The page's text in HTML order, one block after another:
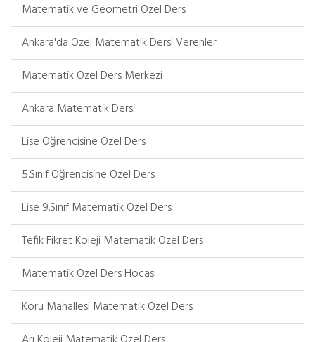
Matematik ve Geometri Özel Ders
Ankara'da Özel Matematik Dersi Verenler
Matematik Özel Ders Merkezi
Ankara Matematik Dersi
Lise Öğrencisine Özel Ders
5.Sınıf Öğrencisine Özel Ders
Lise 9.Sınıf Matematik Özel Ders
Tefik Fikret Koleji Matematik Özel Ders
Matematik Özel Ders Hocası
Koru Mahallesi Matematik Özel Ders